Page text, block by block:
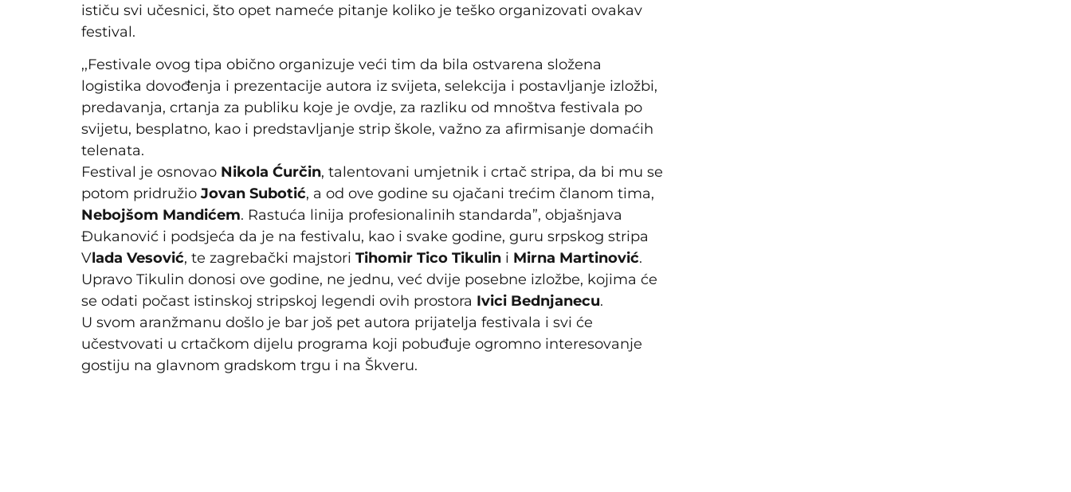
ističu svi učesnici, što opet nameće pitanje koliko je teško organizovati ovakav
festival.
,,Festivale ovog tipa obično organizuje veći tim da bila ostvarena složena
logistika dovođenja i prezentacije autora iz svijeta, selekcija i postavljanje izložbi,
predavanja, crtanja za publiku koje je ovdje, za razliku od mnoštva festivala po
svijetu, besplatno, kao i predstavljanje strip škole, važno za afirmisanje domaćih
telenata.
Festival je osnovao Nikola Ćurčin, talentovani umjetnik i crtač stripa, da bi mu se
potom pridružio Jovan Subotić, a od ove godine su ojačani trećim članom tima,
Nebojšom Mandićem. Rastuća linija profesionalinih standarda”, objašnjava
Đukanović i podsjeća da je na festivalu, kao i svake godine, guru srpskog stripa
Vlada Vesović, te zagrebački majstori Tihomir Tico Tikulin i Mirna Martinović.
Upravo Tikulin donosi ove godine, ne jednu, već dvije posebne izložbe, kojima će
se odati počast istinskoj stripskoj legendi ovih prostora Ivici Bednjanecu.
U svom aranžmanu došlo je bar još pet autora prijatelja festivala i svi će
učestvovati u crtačkom dijelu programa koji pobuđuje ogromno interesovanje
gostiju na glavnom gradskom trgu i na Škveru.